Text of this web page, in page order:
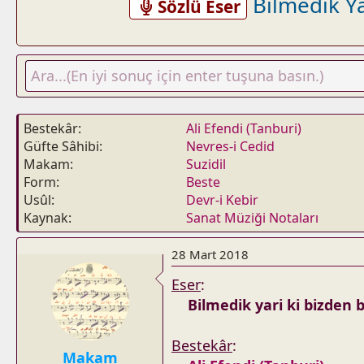
Sözlü Eser
Bestekâr
Ali Efendi (Tanburi)
Güfte Sâhibi
Nevres-i Cedid
Makam
Suzidil
Form
Beste
Usûl
Devr-i Kebir
Kaynak
Sanat Müziği Notaları
Makam
28 Mart 2018
Eser:
Bilmedik yari ki bizden
Bestekâr: